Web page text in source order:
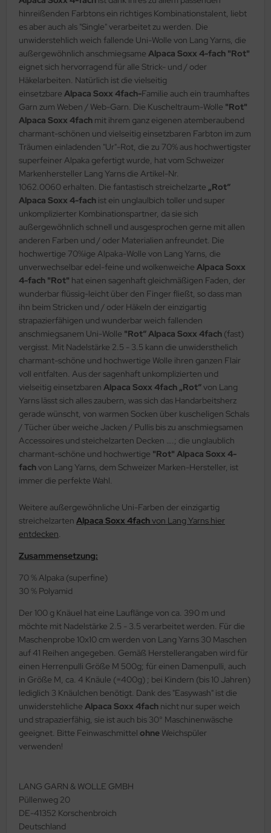
hinreißenden Farbtons ein richtiges Kombinationstalent, liebt
es aber auch als "Single" verarbeitet zu werden. Die
unwiderstehlich weich fallende Uni-Wolle von Lang Yarns, die
außergewöhnlich anschmiegsame Alpaca Soxx 4-fach "Rot"
eignet sich hervorragend für alle Strick- und / oder
Häkelarbeiten. Natürlich ist die vielseitig
einsetzbare Alpaca Soxx 4fach-Familie auch ein traumhaftes
Garn zum Weben / Web-Garn. Die Kuscheltraum-Wolle "Rot"
Alpaca Soxx 4fach mit ihrem ganz eigenen atemberaubend
charmant-schönen und vielseitig einsetzbaren Farbton im zum
Träumen einladenden "Ur"-Rot, die zu 70% aus hochwertigster
superfeiner Alpaka gefertigt wurde, hat vom Schweizer
Markenhersteller Lang Yarns die Artikel-Nr.
1062.0060 erhalten. Die fantastisch streichelzarte „Rot“
Alpaca Soxx 4-fach ist ein unglaulbich toller und super
unkomplizierter Kombinationspartner, da sie sich
außergewöhnlich schnell und ausgesprochen gerne mit allen
anderen Farben und / oder Materialien anfreundet. Die
hochwertige 70%ige Alpaka-Wolle von Lang Yarns, die
unverwechselbar edel-feine und wolkenweiche Alpaca Soxx
4-fach "Rot" hat einen sagenhaft gleichmäßigen Faden, der
wunderbar flüssig-leicht über den Finger fließt, so dass man
ihn beim Stricken und / oder Häkeln der einzigartig
strapazierfähigen und wunderbar weich fallenden
anschmiegsanem Uni-Wolle "Rot“ Alpaca Soxx 4fach (fast)
vergisst. Mit Nadelstärke 2.5 - 3.5 kann die unwidersthelich
charmant-schöne und hochwertige Wolle ihren ganzen Flair
voll entfalten. Aus der sagenhaft unkomplizierten und
vielseitig einsetzbaren Alpaca Soxx 4fach „Rot“von Lang
Yarns lässt sich alles zaubern, was sich das Handarbeitsherz
gerade wünscht, von warmen Socken über kuscheligen Schals
/ Tücher über weiche Jacken / Pullis bis zu anschmiegsamen
Accessoires und steichelzarten Decken ….; die unglaublich
charmant-schöne und hochwertige "Rot" Alpaca Soxx 4-
fachvon Lang Yarns, dem Schweizer Marken-Hersteller, ist
immer die perfekte Wahl.
Weitere außergewöhnliche Uni-Farben der einzigartig
streichelzarten Alpaca Soxx 4fachvon Lang Yarns hier
entdecken.
Zusammensetzung:
70 % Alpaka (superfine)
30 % Polyamid
Der 100 g Knäuel hat eine Lauflänge von ca. 390 m und
möchte mit Nadelstärke 2.5 - 3.5 verarbeitet werden. Für die
Maschenprobe 10x10 cm werden von Lang Yarns 30 Maschen
auf 41 Reihen angegeben. Gemäß Herstellerangaben wird für
einen Herrenpulli Größe M 500g; für einen Damenpulli, auch
in Größe M, ca. 4 Knäule (=400g) ; bei Kindern (bis 10 Jahren)
lediglich 3 Knäulchen benötigt. Dank des "Easywash" ist die
unwiderstehliche Alpaca Soxx 4fach nicht nur super weich
und strapazierfähig, sie ist auch bis 30° Maschinenwäsche
geeignet. Bitte Feinwaschmittel ohne Weichspüler
verwenden!
LANG GARN & WOLLE GMBH
Püllenweg 20
DE-41352 Korschenbroich
Deutschland